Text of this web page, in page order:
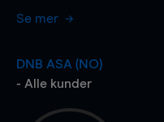
Se mer
DNB ASA (NO)
- Alle kunder